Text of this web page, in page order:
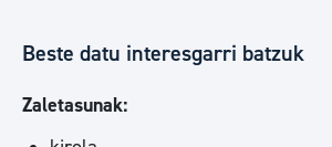
Beste datu interesgarri batzuk
Zaletasunak: